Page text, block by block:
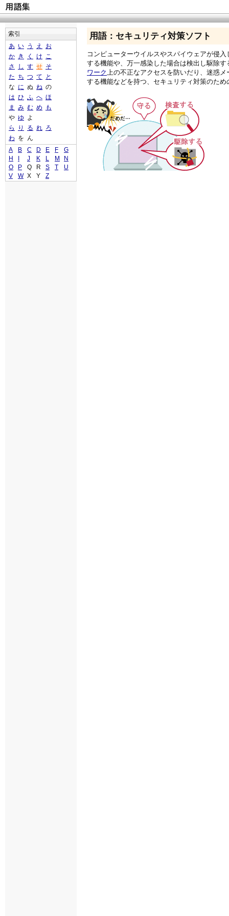
用語：セキュリティ対策ソフト
コンピューターウイルスやスパイウェアが侵
する機能や、万一感染した場合は検出し駆除す
ワーク上の不正なアクセスを防いだり、迷惑
する機能などを持つ、セキュリティ対策のた
索引
あ い う え
お
か き く け こ
さ
し す せ そ
た ち つ て
と
な に ぬ ね の
は ひ ふ へ ほ
ま
み む め
も
や ゆ よ
ら
り る れ ろ
わ を ん
A
B C D E F
G
H
J K L M
N
O
P Q R S T
U
V
W X Y Z